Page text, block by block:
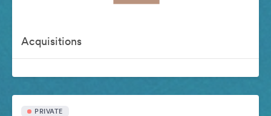
Acquisitions
PRIVATE